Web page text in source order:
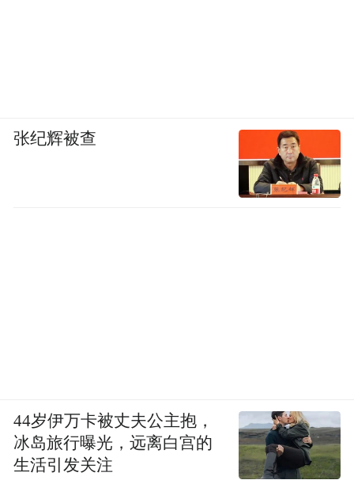
张纪辉被查
44岁伊万卡被丈夫公主抱，
冰岛旅行曝光，远离白宫的
生活引发关注